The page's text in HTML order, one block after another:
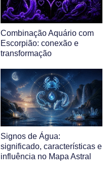
Combinação Aquário com
Escorpião: conexão e
transformação
Signos de Água:
significado, características e
influência no Mapa Astral